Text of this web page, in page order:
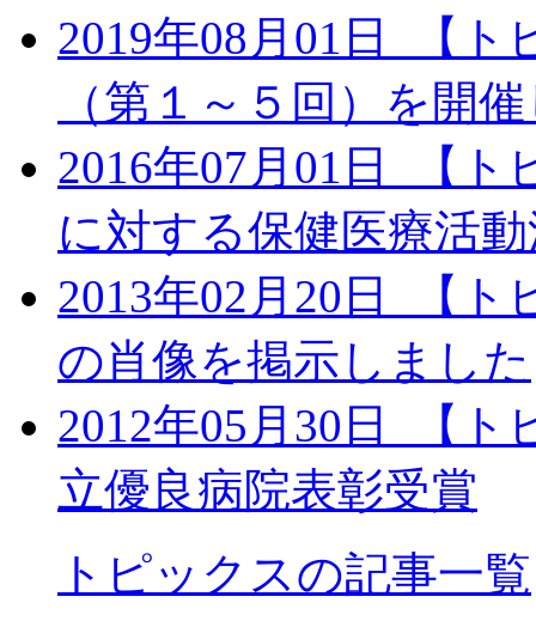
2019年08月01日
【
（第１～５回）を開
2016年07月01日
【
に対する保健医療活
2013年02月20日
【
の肖像を掲示しました
2012年05月30日
【
立優良病院表彰受賞
トピックスの記事一覧